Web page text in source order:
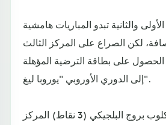
والثانية تبدو المباريات هامشية
لكن الصراع على المركز الثالث
على بطاقة الترضية المؤهلة
إلى الدوري الأوروبي "يوروبا ليغ".
في الأولى، سيحتل كلوب بروج البلجيكي (3 نقاط) المركز